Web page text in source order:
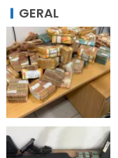
GERAL